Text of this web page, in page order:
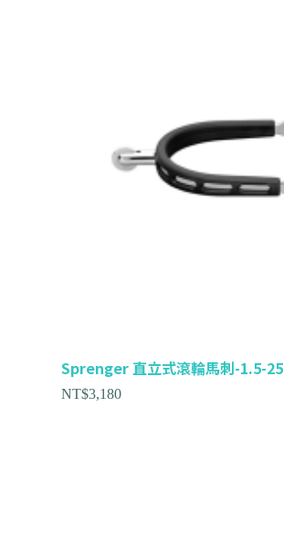
Sprenger 直立式滾輪馬刺-1.5-25
NT$3,180